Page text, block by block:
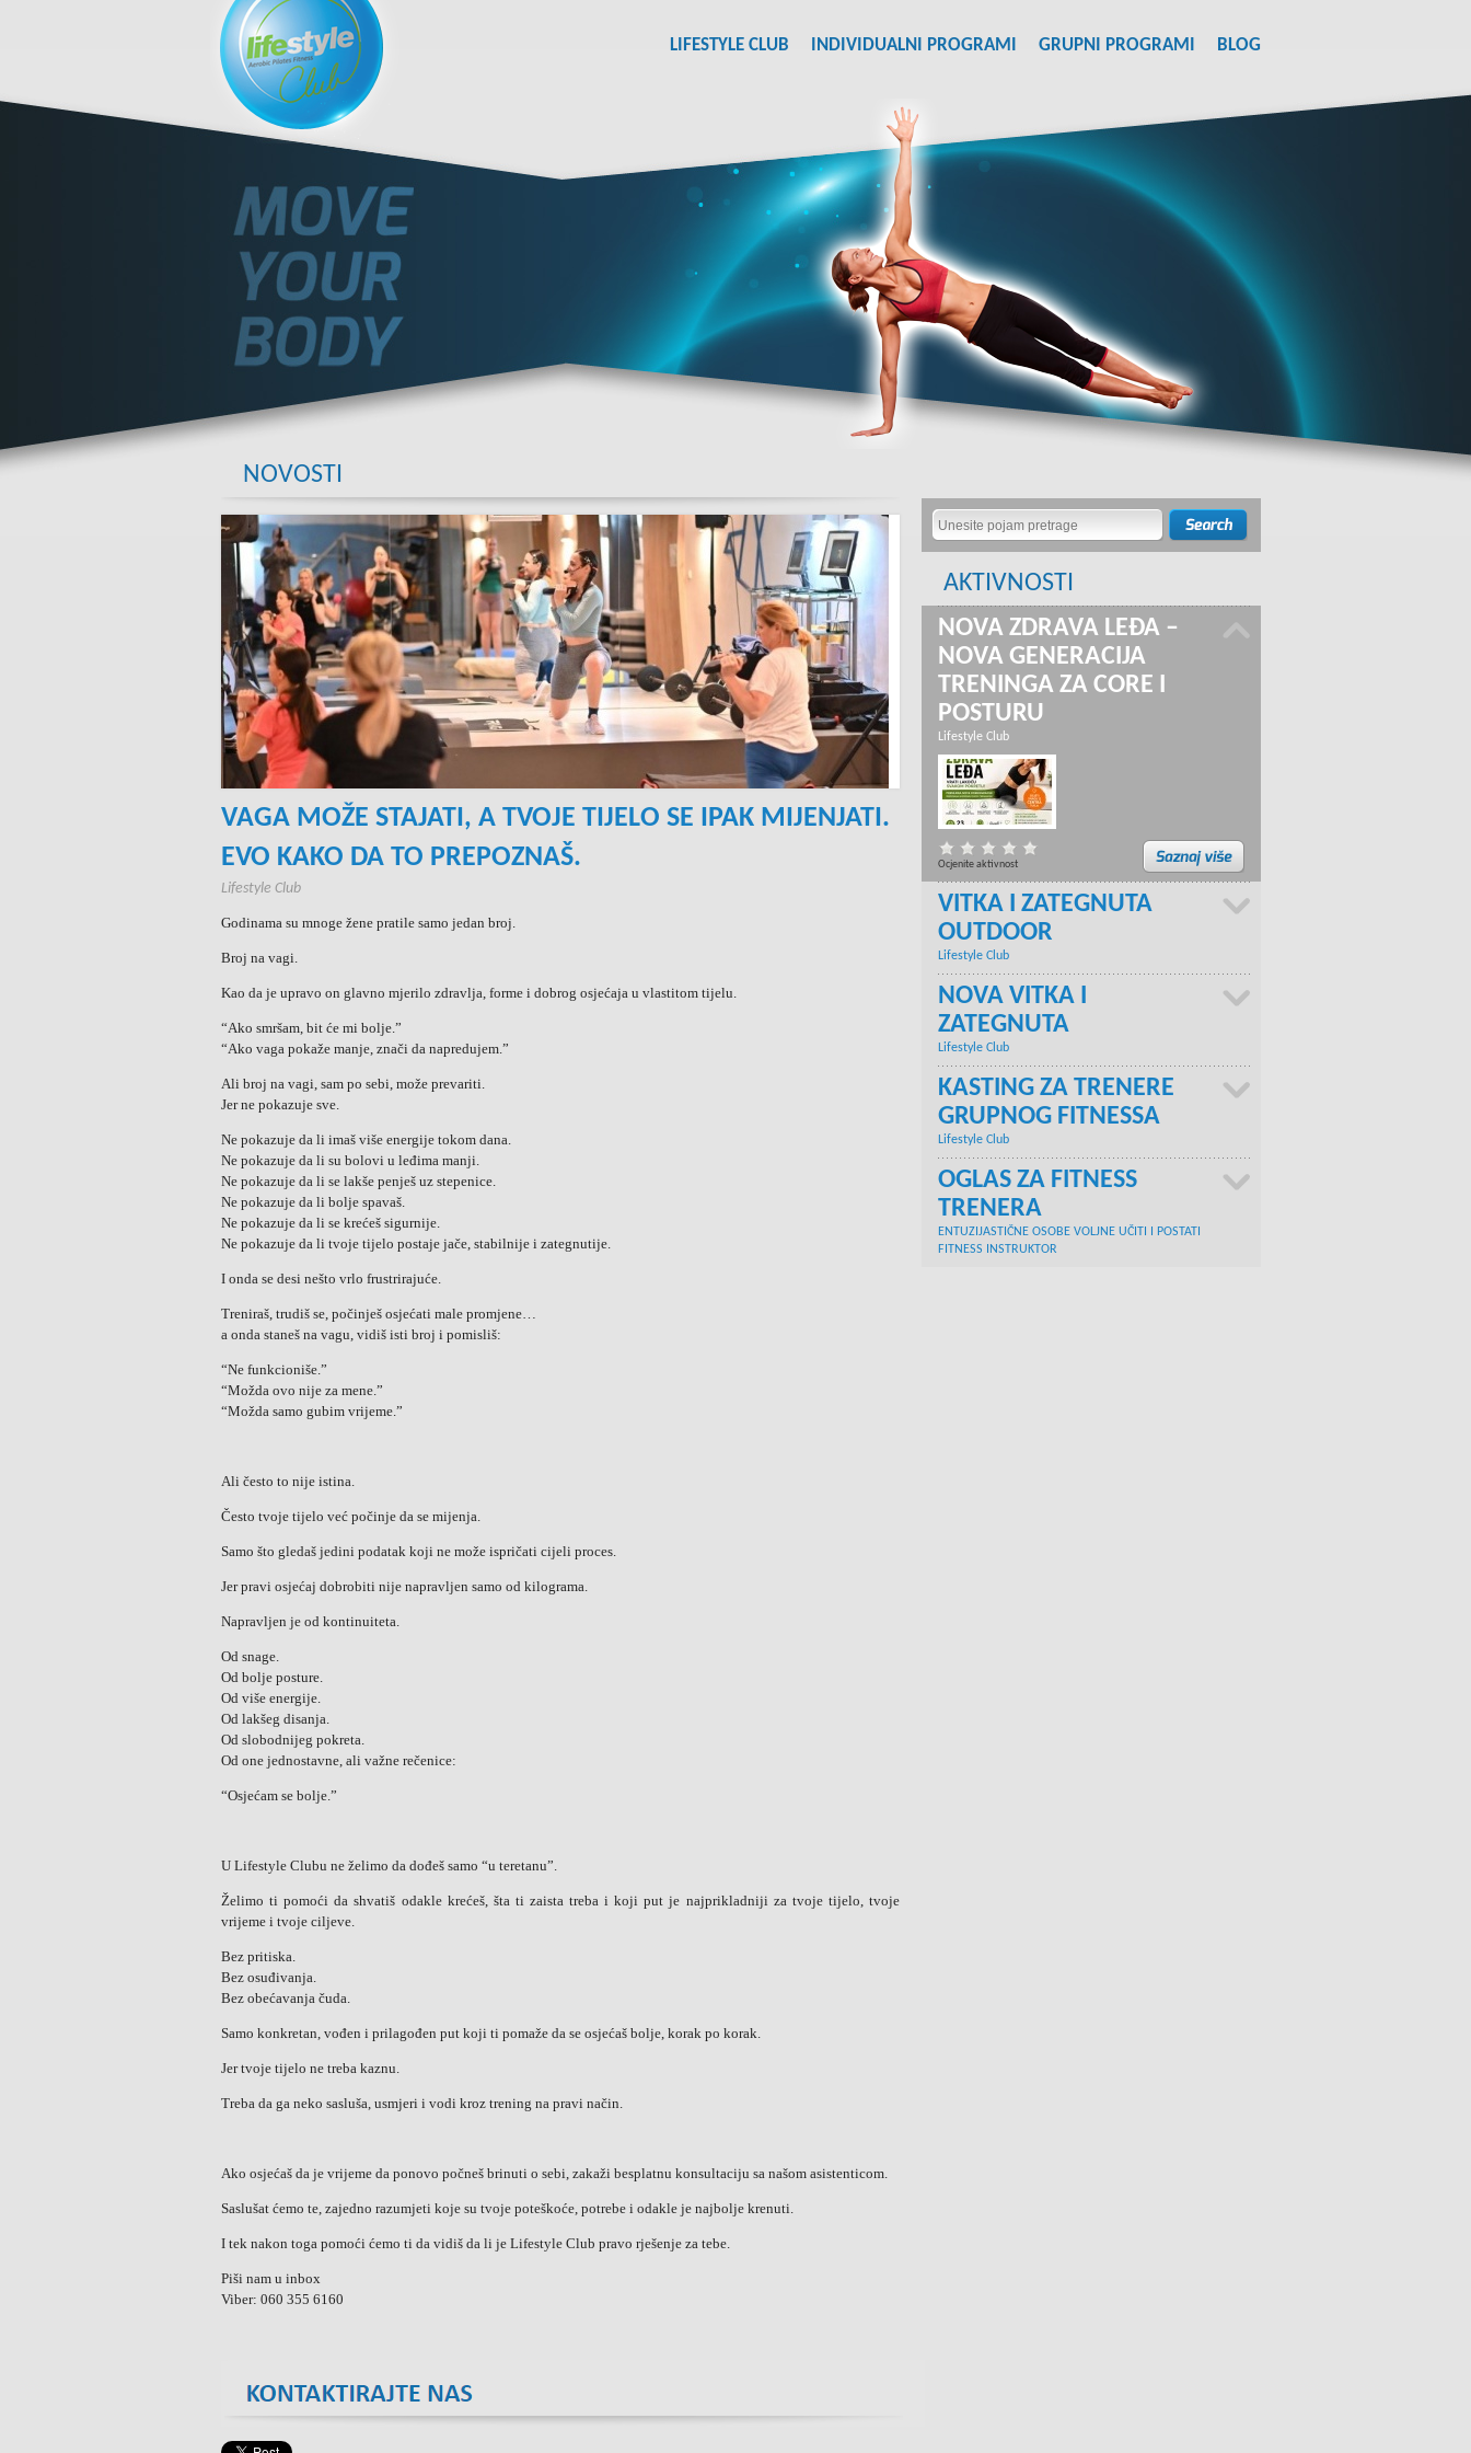
LIFESTYLE CLUB INDIVIDUALNI PROGRAMI GRUPNI PROGRAMI BLOG
NOVOSTI
VAGA MOŽE STAJATI, A TVOJE TIJELO SE IPAK MIJENJATI.
EVO KAKO DA TO PREPOZNAŠ.
Lifestyle Club
Godinama su mnoge žene pratile samo jedan broj.
Broj na vagi.
Kao da je upravo on glavno mjerilo zdravlja, forme i dobrog osjećaja u vlastitom tijelu.
“Ako smršam, bit će mi bolje.”
“Ako vaga pokaže manje, znači da napredujem.”
Ali broj na vagi, sam po sebi, može prevariti.
Jer ne pokazuje sve.
Ne pokazuje da li imaš više energije tokom dana.
Ne pokazuje da li su bolovi u leđima manji.
Ne pokazuje da li se lakše penješ uz stepenice.
Ne pokazuje da li bolje spavaš.
Ne pokazuje da li se krećeš sigurnije.
Ne pokazuje da li tvoje tijelo postaje jače, stabilnije i zategnutije.
I onda se desi nešto vrlo frustrirajuće.
Treniraš, trudiš se, počinješ osjećati male promjene…
a onda staneš na vagu, vidiš isti broj i pomisliš:
“Ne funkcioniše.”
“Možda ovo nije za mene.”
“Možda samo gubim vrijeme.”
Ali često to nije istina.
Često tvoje tijelo već počinje da se mijenja.
Samo što gledaš jedini podatak koji ne može ispričati cijeli proces.
Jer pravi osjećaj dobrobiti nije napravljen samo od kilograma.
Napravljen je od kontinuiteta.
Od snage.
Od bolje posture.
Od više energije.
Od lakšeg disanja.
Od slobodnijeg pokreta.
Od one jednostavne, ali važne rečenice:
“Osjećam se bolje.”
U Lifestyle Clubu ne želimo da dođeš samo “u teretanu”.
Želimo ti pomoći da shvatiš odakle krećeš, šta ti zaista treba i koji put je najprikladniji za tvoje tijelo, tvoje
vrijeme i tvoje ciljeve.
Bez pritiska.
Bez osuđivanja.
Bez obećavanja čuda.
Samo konkretan, vođen i prilagođen put koji ti pomaže da se osjećaš bolje, korak po korak.
Jer tvoje tijelo ne treba kaznu.
Treba da ga neko sasluša, usmjeri i vodi kroz trening na pravi način.
Ako osjećaš da je vrijeme da ponovo počneš brinuti o sebi, zakaži besplatnu konsultaciju sa našom asistenticom.
Saslušat ćemo te, zajedno razumjeti koje su tvoje poteškoće, potrebe i odakle je najbolje krenuti.
I tek nakon toga pomoći ćemo ti da vidiš da li je Lifestyle Club pravo rješenje za tebe.
Piši nam u inbox
Viber: 060 355 6160
AKTIVNOSTI
NOVA ZDRAVA LEĐA –
NOVA GENERACIJA
TRENINGA ZA CORE I
POSTURU
Lifestyle Club
Ocjenite aktivnost
VITKA I ZATEGNUTA
OUTDOOR
Lifestyle Club
NOVA VITKA I
ZATEGNUTA
Lifestyle Club
KASTING ZA TRENERE
GRUPNOG FITNESSA
Lifestyle Club
OGLAS ZA FITNESS
TRENERA
ENTUZIJASTIČNE OSOBE VOLJNE UČITI I POSTATI
FITNESS INSTRUKTOR